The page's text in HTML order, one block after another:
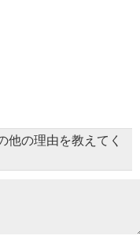
他の理由を教えてく